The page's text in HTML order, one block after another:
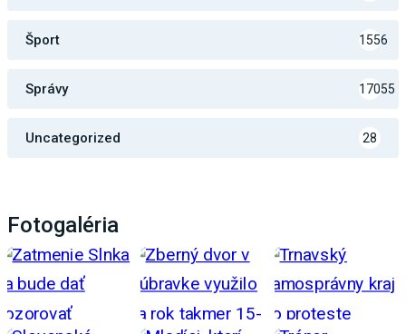
Šport 1556
Správy 17055
Uncategorized 28
Fotogaléria